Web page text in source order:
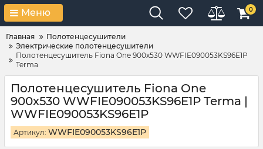
Меню 0
Главная
Полотенцесушители
Электрические полотенцесушители
Полотенцесушитель Fiona One 900х530 WWFIE090053KS96E1P
Terma
Полотенцесушитель Fiona One
900х530 WWFIE090053KS96E1P Terma |
WWFIE090053KS96E1P
Артикул: WWFIE090053KS96E1P